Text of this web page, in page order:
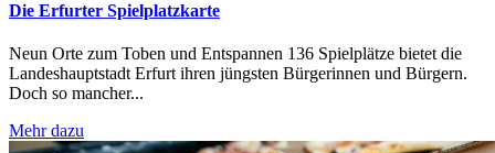
Die Erfurter Spielplatzkarte
Neun Orte zum Toben und Entspannen 136 Spielplätze bietet die
Landeshauptstadt Erfurt ihren jüngsten Bürgerinnen und Bürgern.
Doch so mancher...
Mehr dazu